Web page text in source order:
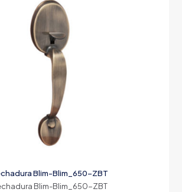
Blim-Blim_650-ZBT
Blim-Blim_650-ZBT